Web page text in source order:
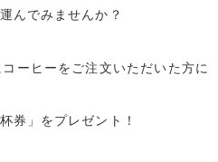
んでみませんか？
ーヒーをご注文いただいた方に
券」をプレゼント！